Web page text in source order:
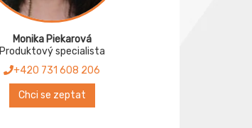
Monika Piekarová
Produktový specialista
+420 731 608 206
Chci se zeptat